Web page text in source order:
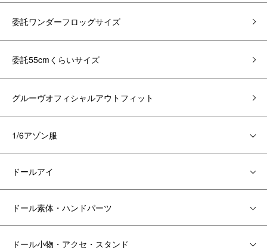
委託ワンダーフロッグサイズ
委託55cmくらいサイズ
グルーヴオフィシャルアウトフィット
1/6アゾン服
ドールアイ
ドール素体・ハンドパーツ
ドール小物・アクセ・スタンド